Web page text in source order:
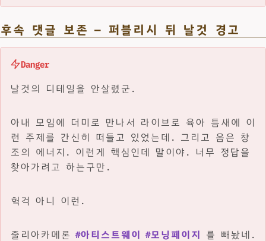
후속 댓글 보존 — 퍼블리시 뒤 날것 경고
Danger
날것의 디테일을 안살렸군.
아내 모임에 더미로 만나서 라이브로 육아 틈새에 이
런 주제를 간신히 떠들고 있었는데. 그리고 옴은 창
조의 에너지. 이런게 핵심인데 말이야. 너무 정답을
찾아가려고 하는구만.
헉걱 아니 이런.
줄리아카메론 #아티스트웨이 #모닝페이지 를 빼놨네.